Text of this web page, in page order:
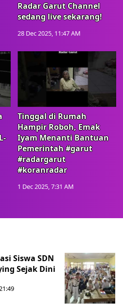
Radar Garut Channel
sedang live sekarang!
28 Dec 2025, 11:47 AM
Tinggal di Rumah
Hampir Roboh, Emak
Iyam Menanti Bantuan
Pemerintah #garut
#radargarut
#koranradar
1 Dec 2025, 7:31 AM
Siswa SDN
Sejak Dini